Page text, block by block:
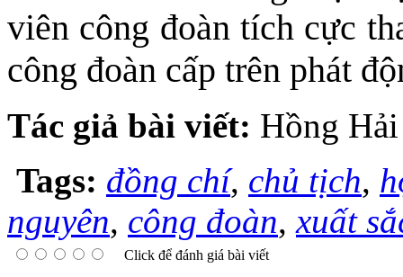
viên công đoàn tích cực
công đoàn cấp trên phát
Tác giả bài viết: Hồng Hải
Tags: đồng chí, chủ tịch,
nguyên, công đoàn,xuất
Click để đánh giá bài viết